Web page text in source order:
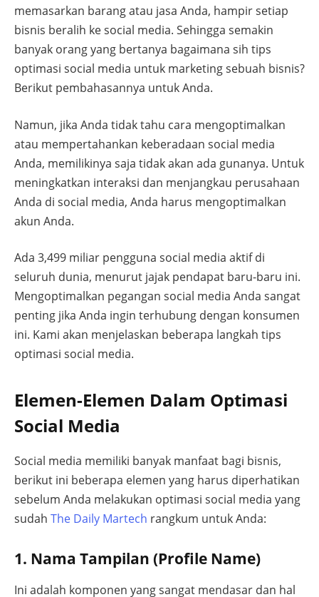
memasarkan barang atau jasa Anda, hampir setiap
bisnis beralih ke social media. Sehingga semakin
banyak orang yang bertanya bagaimana sih tips
optimasi social media untuk marketing sebuah bisnis?
Berikut pembahasannya untuk Anda.
Namun, jika Anda tidak tahu cara mengoptimalkan
atau mempertahankan keberadaan social media
Anda, memilikinya saja tidak akan ada gunanya. Untuk
meningkatkan interaksi dan menjangkau perusahaan
Anda di social media, Anda harus mengoptimalkan
akun Anda.
Ada 3,499 miliar pengguna social media aktif di
seluruh dunia, menurut jajak pendapat baru-baru ini.
Mengoptimalkan pegangan social media Anda sangat
penting jika Anda ingin terhubung dengan konsumen
ini. Kami akan menjelaskan beberapa langkah tips
optimasi social media.
Elemen-Elemen Dalam Optimasi
Social Media
Social media memiliki banyak manfaat bagi bisnis,
berikut ini beberapa elemen yang harus diperhatikan
sebelum Anda melakukan optimasi social media yang
sudah The Daily Martech rangkum untuk Anda:
1. Nama Tampilan (Profile Name)
Ini adalah komponen yang sangat mendasar dan hal